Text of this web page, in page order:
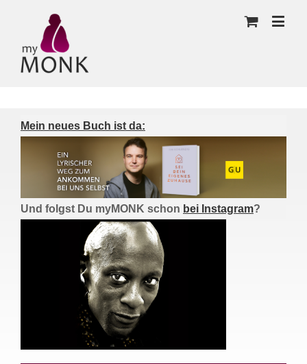
Mein neues Buch ist da:
Und folgst Du myMONK schon bei Instagram?